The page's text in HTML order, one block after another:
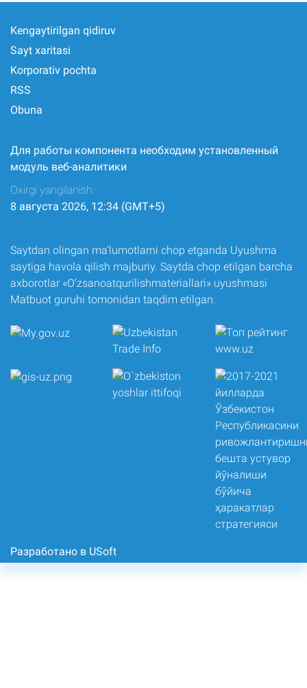
Kengaytirilgan qidiruv
Sayt xaritasi
Korporativ pochta
RSS
Obuna
Для работы компонента необходим установленный
модуль веб-аналитики
Oxirgi yangilanish:
8 августа 2026, 12:34 (GMT+5)
Saytdan olingan ma’lumotlarni chop etganda Uyushma
saytiga havola qilish majburiy. Saytda chop etilgan barcha
axborotlar «O‘zsanoatqurilishmateriallari» uyushmasi
Matbuot guruhi tomonidan taqdim etilgan.
Разработано в USoft